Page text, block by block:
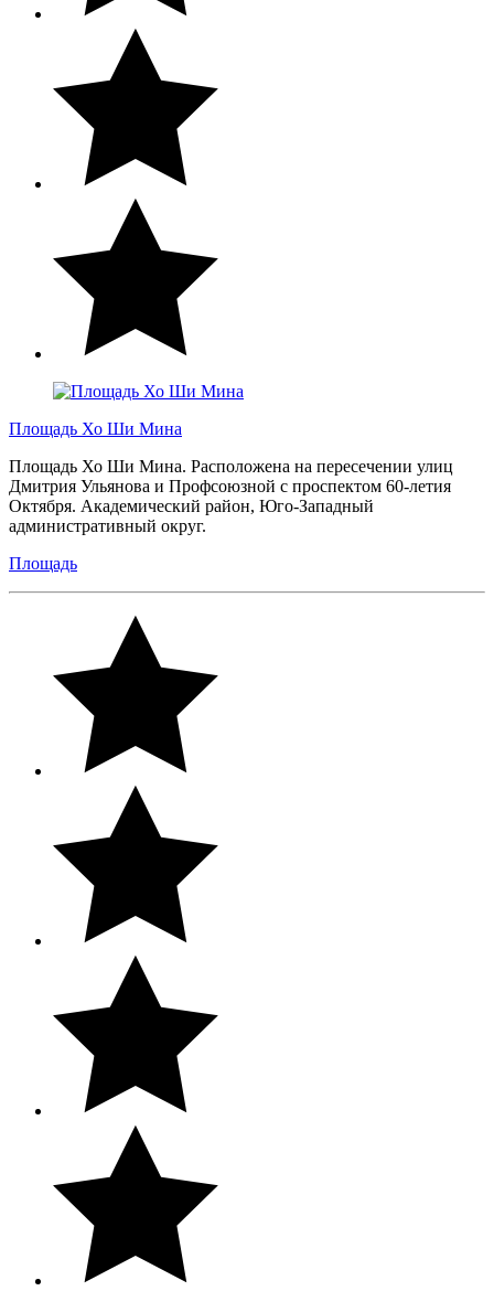
Площадь Хо Ши Мина
Площадь Хо Ши Мина. Расположена на пересечении улиц
Дмитрия Ульянова и Профсоюзной с проспектом 60-летия
Октября. Академический район, Юго-Западный
административный округ.
Площадь